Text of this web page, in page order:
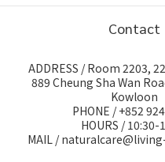
Contact
ADDRESS / Room 2203,
889 Cheung Sha Wan
Kowloon
PHONE / +852
HOURS / 10:30-
MAIL /